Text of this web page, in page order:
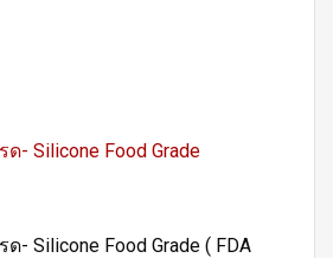
- Silicone Food Grade
- Silicone Food Grade ( FDA